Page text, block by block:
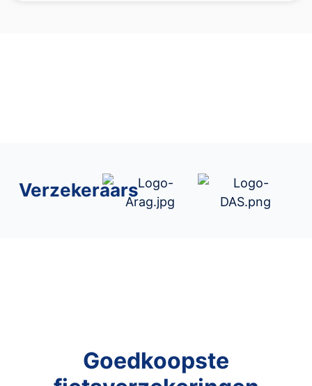
Verzekeraars
Goedkoopste